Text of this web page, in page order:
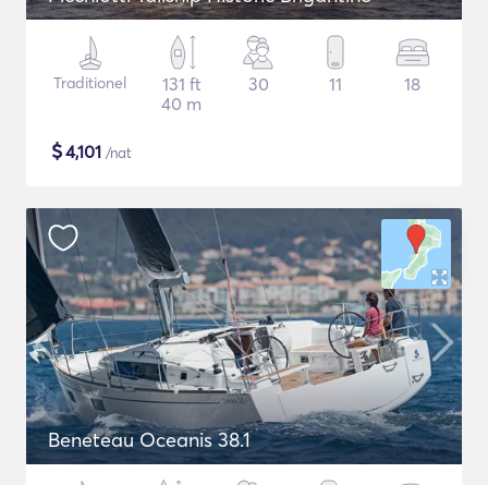
Traditionel
131 ft
40 m
30 11 18
$4,101 /nat
Beneteau Oceanis 38.1